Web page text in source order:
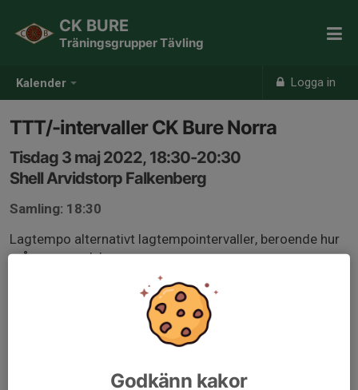
Kalender Logga in
CK BURE
Träningsgrupper Tävling
TTT/-intervaller CK Bure Norra
Tisdag 3 maj 2022, 18:30-20:30
Shell Arvidstorp Falkenberg
Samling: 18:30
Lagtempo alternativt lagtempointervaller, beroende hur
många som dyker upp.
Godkänn kakor